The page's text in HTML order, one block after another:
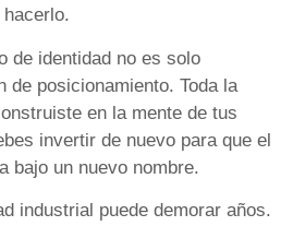
de identidad no es solo
de posicionamiento. Toda la
en la mente de tus
invertir de nuevo para que el
bajo un nuevo nombre.
industrial puede demorar años.